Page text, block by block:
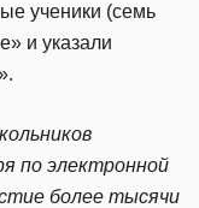
ученики (семь
и указали
по электронной
более тысячи